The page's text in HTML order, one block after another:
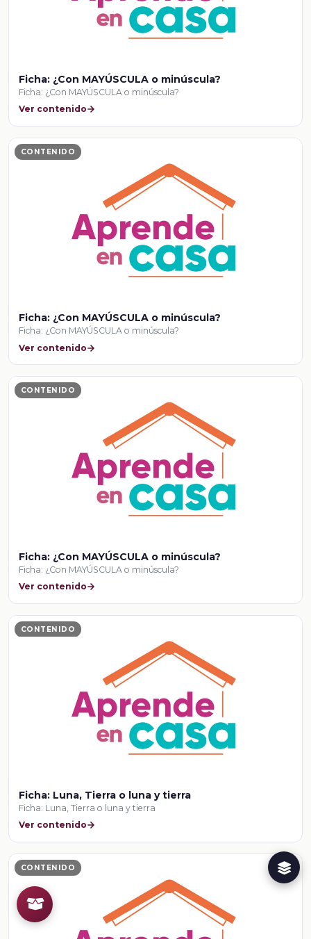
Ficha: ¿Con MAYÚSCULA o minúscula?
Ficha: ¿Con MAYÚSCULA o minúscula?
Ver contenido
CONTENIDO
Ficha: ¿Con MAYÚSCULA o minúscula?
Ficha: ¿Con MAYÚSCULA o minúscula?
Ver contenido
CONTENIDO
Ficha: ¿Con MAYÚSCULA o minúscula?
Ficha: ¿Con MAYÚSCULA o minúscula?
Ver contenido
CONTENIDO
Ficha: Luna, Tierra o luna y tierra
Ficha: Luna, Tierra o luna y tierra
Ver contenido
CONTENIDO